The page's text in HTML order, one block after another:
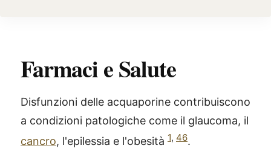
Farmaci e Salute
Disfunzioni delle acquaporine contribuiscono
a condizioni patologiche come il glaucoma, il
cancro, l'epilessia e l'obesità 1, 46.